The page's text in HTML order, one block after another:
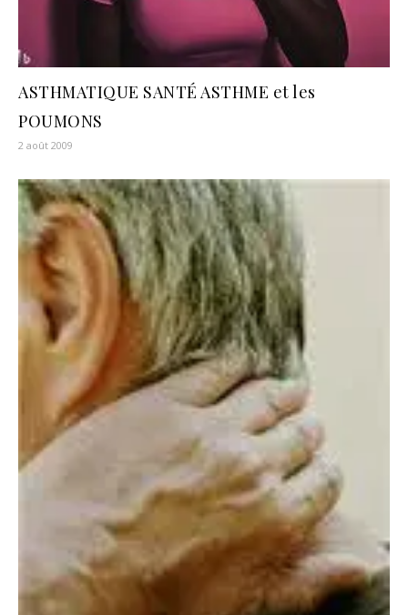
ASTHMATIQUE SANTÉ ASTHME et les
POUMONS
2 août 2009